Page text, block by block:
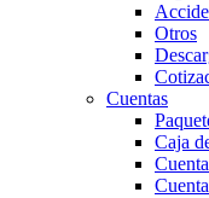
Otros
Cuentas
Caja